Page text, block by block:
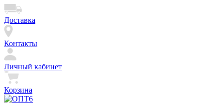
Доставка
Контакты
Личный кабинет
Корзина